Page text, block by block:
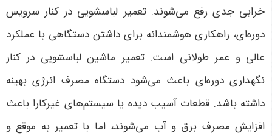
خرابی جدی رفع می‌شوند. تعمیر لباسشویی در کنار سرویس
دوره‌ای، راهکاری هوشمندانه برای داشتن دستگاهی با عملکرد
عالی و عمر طولانی است. تعمیر ماشین لباسشویی در کنار
نگهداری دوره‌ای باعث می‌شود دستگاه مصرف انرژی بهینه
داشته باشد. قطعات آسیب دیده یا سیستم‌های غیرکارا باعث
افزایش مصرف برق و آب می‌شوند، اما با تعمیر به موقع و